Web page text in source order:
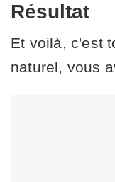
Résultat
Et voilà, c'est
naturel, vous